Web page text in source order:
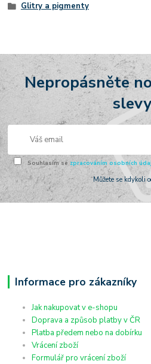
Glitry a pigmenty
Nepropásněte
Souhlasím se zpracováním osobních
Můžete se kdykoli
Informace pro zákazníky
Jak nakupovat v e-shopu
Doprava a způsob platby v ČR
Platba předem nebo na dobírku
Vrácení zboží
Formulář pro vrácení zboží